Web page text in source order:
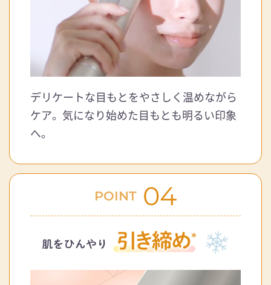
デリケートな目もとをやさしく温めながら
ケア。
気になり始めた目もとも明るい印象
へ。
POINT 04